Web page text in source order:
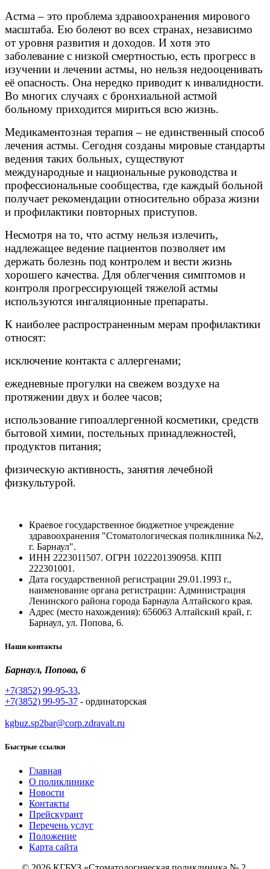
Астма – это проблема здравоохранения мирового
масштаба. Ею болеют во всех странах, независимо
от уровня развития и доходов. И хотя это
заболевание с низкой смертностью, есть прогресс в
изучении и лечении астмы, но нельзя недооценивать
её опасность. Она нередко приводит к инвалидности.
Во многих случаях с бронхиальной астмой
больному приходится мириться всю жизнь.
Медикаментозная терапия – не единственный способ
лечения астмы. Сегодня созданы мировые стандарты
ведения таких больных, существуют
международные и национальные руководства и
профессиональные сообщества, где каждый больной
получает рекомендации относительно образа жизни
и профилактики повторных приступов.
Несмотря на то, что астму нельзя излечить,
надлежащее ведение пациентов позволяет им
держать болезнь под контролем и вести жизнь
хорошего качества. Для облегчения симптомов и
контроля прогрессирующей тяжелой астмы
используются ингаляционные препараты.
К наиболее распространенным мерам профилактики
относят:
исключение контакта с аллергенами;
ежедневные прогулки на свежем воздухе на
протяжении двух и более часов;
использование гипоаллергенной косметики, средств
бытовой химии, постельных принадлежностей,
продуктов питания;
физическую активность, занятия лечебной
физкультурой.
Краевое государственное бюджетное учреждение
здравоохранения "Стоматологическая поликлиника №2,
г. Барнаул".
ИНН 2223011507. ОГРН 1022201390958. КПП
222301001.
Дата государственной регистрации 29.01.1993 г.,
наименование органа регистрации: Администрация
Ленинского района города Барнаула Алтайского края.
Адрес (место нахождения): 656063 Алтайский край, г.
Барнаул, ул. Попова, 6.
Наши контакты
Барнаул, Попова, 6
+7(3852) 99-95-33,
+7(3852) 99-95-37 - ординаторская
kgbuz.sp2bar@corp.zdravalt.ru
Быстрые ссылки
Главная
О поликлинике
Новости
Контакты
Прейскурант
Перечень услуг
Положение
Карта сайта